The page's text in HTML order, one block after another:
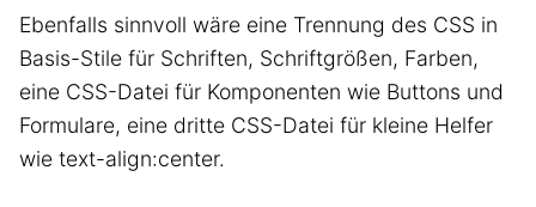
Ebenfalls sinnvoll wäre eine Trennung des CSS in
Basis-Stile für Schriften, Schriftgrößen, Farben,
eine CSS-Datei für Komponenten wie Buttons und
Formulare, eine dritte CSS-Datei für kleine Helfer
wie text-align:center.